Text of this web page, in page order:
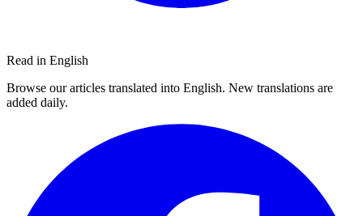
Read in English
Browse our articles translated into English. New translations are
added daily.